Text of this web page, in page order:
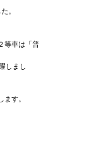
。
等車は「普
しまし
す。